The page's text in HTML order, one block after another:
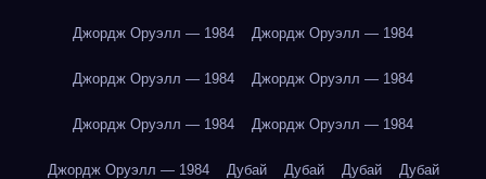
Джордж Оруэлл — 1984 Джордж Оруэлл — 1984
Джордж Оруэлл — 1984 Джордж Оруэлл — 1984
Джордж Оруэлл — 1984 Джордж Оруэлл — 1984
Джордж Оруэлл — 1984 Дубай Дубай Дубай Дубай